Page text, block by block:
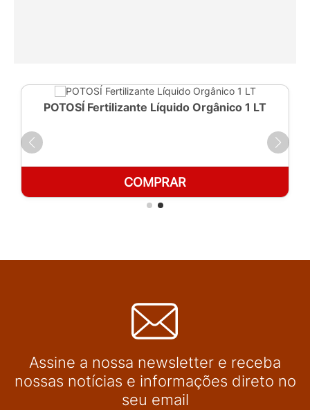
POTOSÍ Fertilizante Líquido Orgânico 1 LT
COMPRAR
Assine a nossa newsletter e receba
nossas notícias e informações direto no
seu email